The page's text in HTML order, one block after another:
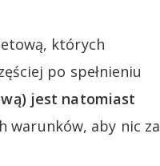
których
po spełnieniu
jest natomiast
warunków, aby nic za